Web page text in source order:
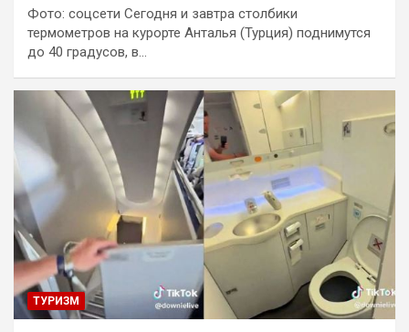
Фото: соцсети Сегодня и завтра столбики
термометров на курорте Анталья (Турция) поднимутся
до 40 градусов, в…
ТУРИЗМ